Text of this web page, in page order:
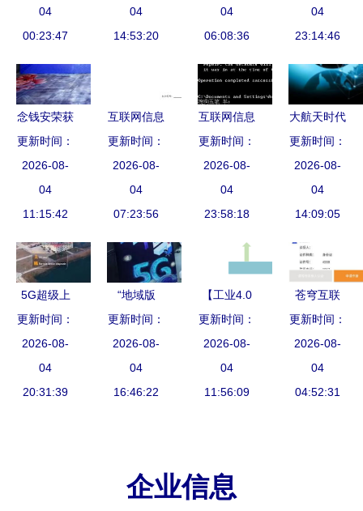
在互联互通
的世界中追
04
00:23:47
会首次启动
大会圆满召
务新变革
04
14:53:20
信息化业务
全解析-互
务
04
06:08:36
App全面介
绍（42页
版）
04
23:14:46
念钱安荣获
财经峰
会“互联网
金融典范企
业奖”，合
业认可
更新时间：
2026-08-
04
11:15:42
互联网信息
服务单位的
管理之道
构建清朗网
络空间
更新时间：
2026-08-
04
07:23:56
互联网信息
服务
（IIS）找
不到的常见
问题与解决
更新时间：
2026-08-
04
23:58:18
大航天时代
互联网信息
服务的新蓝
海
更新时间：
2026-08-
04
14:09:05
5G超级上
行全球首商
用 强强合
作助力海螺
集团智能工
更新时间：
2026-08-
04
20:31:39
“地域版
5G”崛起 从
工厂星火到
多产业燎原
更新时间：
2026-08-
04
16:46:22
【工业4.0
智慧大讲
堂】杜玉河
探索智能制
造落地路
更新时间：
2026-08-
04
11:56:09
苍穹互联
不动产登
记“云服
务”助力疫
情防控期间
更新时间：
2026-08-
04
04:52:31
企业信息